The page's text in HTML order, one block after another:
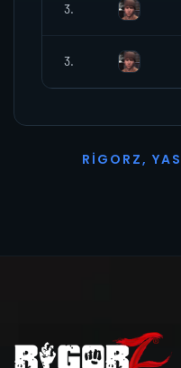
3.
3.
R I G O R Z, YAS